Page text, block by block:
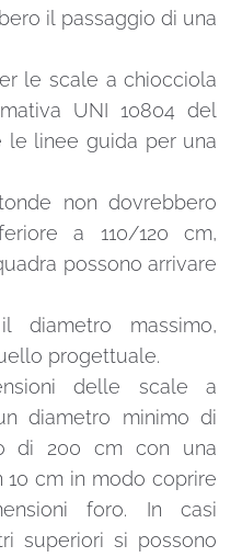
il passaggio di una
le scale a chiocciola
UNI 10804 del
le linee guida per una
non dovrebbero
a 110/120 cm,
possono arrivare
diametro massimo,
progettuale.
delle scale a
diametro minimo di
di 200 cm con una
10 cm in modo coprire
foro. In casi
superiori si possono